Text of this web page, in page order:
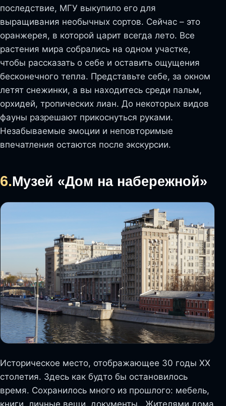
последствие, МГУ выкупило его для
выращивания необычных сортов. Сейчас – это
оранжерея, в которой царит всегда лето. Все
растения мира собрались на одном участке,
чтобы рассказать о себе и оставить ощущения
бесконечного тепла. Представьте себе, за окном
летят снежинки, а вы находитесь среди пальм,
орхидей, тропических лиан. До некоторых видов
фауны разрешают прикоснуться руками.
Незабываемые эмоции и неповторимые
впечатления остаются после экскурсии.
6.Музей «Дом на набережной»
Историческое место, отображающее 30 годы XX
столетия. Здесь как будто бы остановилось
время. Сохранилось много из прошлого: мебель,
книги, личные вещи, документы. Жителями дома